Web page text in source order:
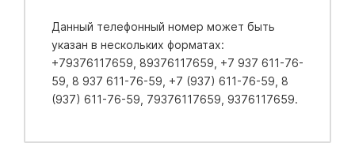
Данный телефонный номер может быть
указан в нескольких форматах:
+79376117659, 89376117659, +7 937 611-76-
59, 8 937 611-76-59, +7 (937) 611-76-59, 8
(937) 611-76-59, 79376117659, 9376117659.